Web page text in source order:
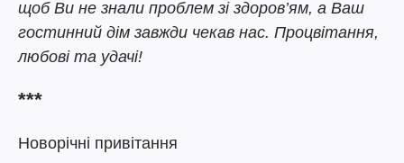
щоб Ви не знали проблем зі здоров’ям, а Ваш
гостинний дім завжди чекав нас. Процвітання,
любові та удачі!
***
Новорічні привітання